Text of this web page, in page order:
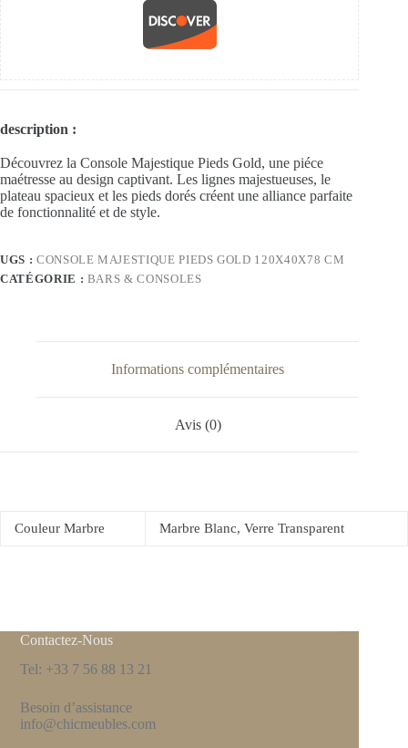
description :
Découvrez la Console Majestique Pieds Gold, une piéce
maétresse au design captivant. Les lignes majestueuses, le
plateau spacieux et les pieds dorés créent une alliance parfaite
de fonctionnalité et de style.
UGS : CONSOLE MAJESTIQUE PIEDS GOLD 120X40X78 CM
CATÉGORIE : BARS & CONSOLES
Informations complémentaires
Avis (0)
Couleur Marbre Marbre Blanc, Verre Transparent
Contactez-Nous
Tel: +33 7 56 88 13 21
Besoin d’assistance
info@chicmeubles.com